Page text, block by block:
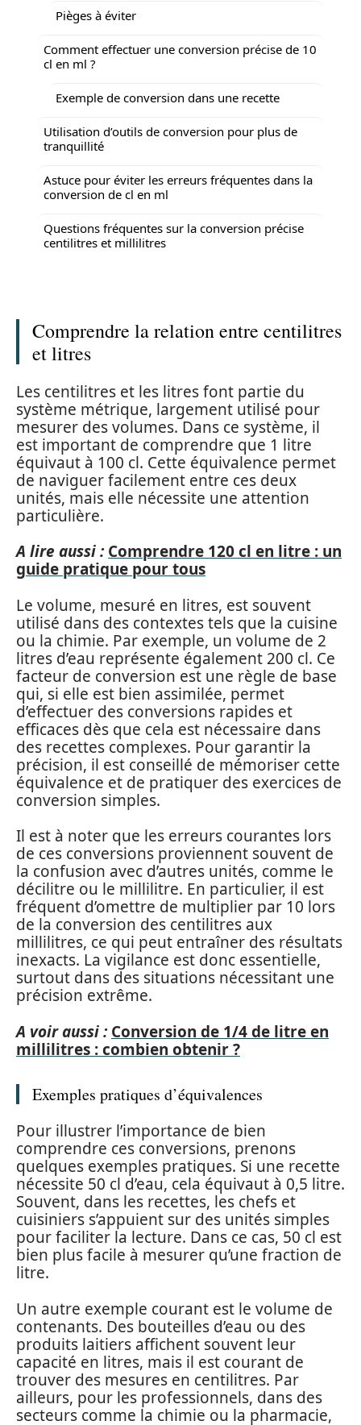
Pièges à éviter
Comment effectuer une conversion précise de 10
cl en ml ?
Exemple de conversion dans une recette
Utilisation d’outils de conversion pour plus de
tranquillité
Astuce pour éviter les erreurs fréquentes dans la
conversion de cl en ml
Questions fréquentes sur la conversion précise
centilitres et millilitres
Comprendre la relation entre centilitres
et litres
Les centilitres et les litres font partie du
système métrique, largement utilisé pour
mesurer des volumes. Dans ce système, il
est important de comprendre que 1 litre
équivaut à 100 cl. Cette équivalence permet
de naviguer facilement entre ces deux
unités, mais elle nécessite une attention
particulière.
A lire aussi : Comprendre 120 cl en litre : un
guide pratique pour tous
Le volume, mesuré en litres, est souvent
utilisé dans des contextes tels que la cuisine
ou la chimie. Par exemple, un volume de 2
litres d’eau représente également 200 cl. Ce
facteur de conversion est une règle de base
qui, si elle est bien assimilée, permet
d’effectuer des conversions rapides et
efficaces dès que cela est nécessaire dans
des recettes complexes. Pour garantir la
précision, il est conseillé de mémoriser cette
équivalence et de pratiquer des exercices de
conversion simples.
Il est à noter que les erreurs courantes lors
de ces conversions proviennent souvent de
la confusion avec d’autres unités, comme le
décilitre ou le millilitre. En particulier, il est
fréquent d’omettre de multiplier par 10 lors
de la conversion des centilitres aux
millilitres, ce qui peut entraîner des résultats
inexacts. La vigilance est donc essentielle,
surtout dans des situations nécessitant une
précision extrême.
A voir aussi : Conversion de 1/4 de litre en
millilitres : combien obtenir ?
Exemples pratiques d’équivalences
Pour illustrer l’importance de bien
comprendre ces conversions, prenons
quelques exemples pratiques. Si une recette
nécessite 50 cl d’eau, cela équivaut à 0,5 litre.
Souvent, dans les recettes, les chefs et
cuisiniers s’appuient sur des unités simples
pour faciliter la lecture. Dans ce cas, 50 cl est
bien plus facile à mesurer qu’une fraction de
litre.
Un autre exemple courant est le volume de
contenants. Des bouteilles d’eau ou des
produits laitiers affichent souvent leur
capacité en litres, mais il est courant de
trouver des mesures en centilitres. Par
ailleurs, pour les professionnels, dans des
secteurs comme la chimie ou la pharmacie,